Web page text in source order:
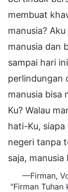
membuat
manusia?
manusia dan
sampai hari
perlindungan
manusia bisa
Ku? Walau
hati-Ku,
negeri tanpa
saja,
—Firman,
"Firman Tuhan